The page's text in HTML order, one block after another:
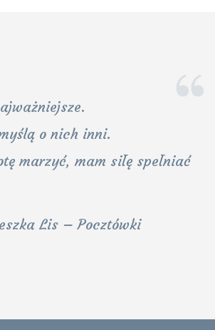
o nich inni.
marzyć, mam siłę spełniać
Lis – Pocztówki